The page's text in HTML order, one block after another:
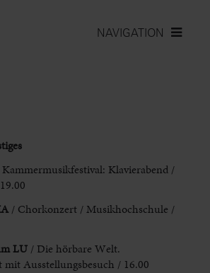
NAVIGATION
Klavierabend /
/ Chorkonzert / Musikhochschule /
LU / Die hörbare Welt.
Ausstellungsbesuch / 16.00